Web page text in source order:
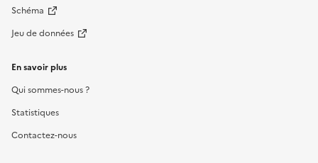
Schéma
Jeu de données
En savoir plus
Qui sommes-nous ?
Statistiques
Contactez-nous